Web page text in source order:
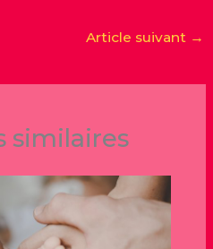
Article suivant →
similaires